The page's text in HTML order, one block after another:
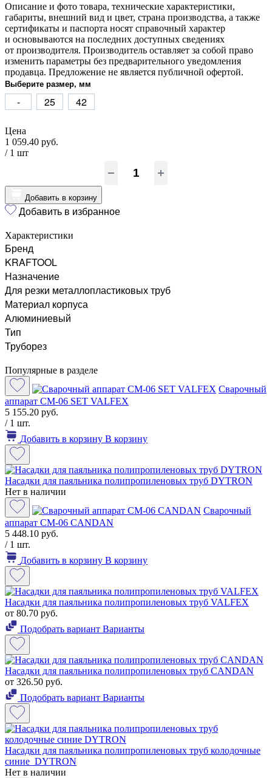
Описание и фото товара, технические характеристики,
габариты, внешний вид и цвет, страна производства, а также
сертификаты и паспорта носят справочный характер
и основываются на последних доступных сведениях
от производителя. Производитель оставляет за собой право
изменить параметры без предварительного уведомления
продавца. Предложение не является публичной офертой.
Выберите размер, мм
- 25 42
Цена
1 059.40 руб.
/ 1 шт
Добавить в корзину
Добавить в избранное
Характеристики
Бренд
KRAFTOOL
Назначение
Для резки металлопластиковых труб
Материал корпуса
Алюминиевый
Тип
Труборез
Популярные в разделе
Сварочный
аппарат CM-06 SET VALFEX
5 155.20 руб.
/ 1 шт.
Добавить в корзину В корзину
Насадки для паяльника полипропиленовых труб DYTRON
Нет в наличии
Сварочный
аппарат СМ-06 CANDAN
5 448.10 руб.
/ 1 шт.
Добавить в корзину В корзину
Насадки для паяльника полипропиленовых труб VALFEX
от 80.70 руб.
Подобрать вариант Варианты
Насадки для паяльника полипропиленовых труб CANDAN
от 326.50 руб.
Подобрать вариант Варианты
Насадки для паяльника полипропиленовых труб колодочные
синие DYTRON
Нет в наличии